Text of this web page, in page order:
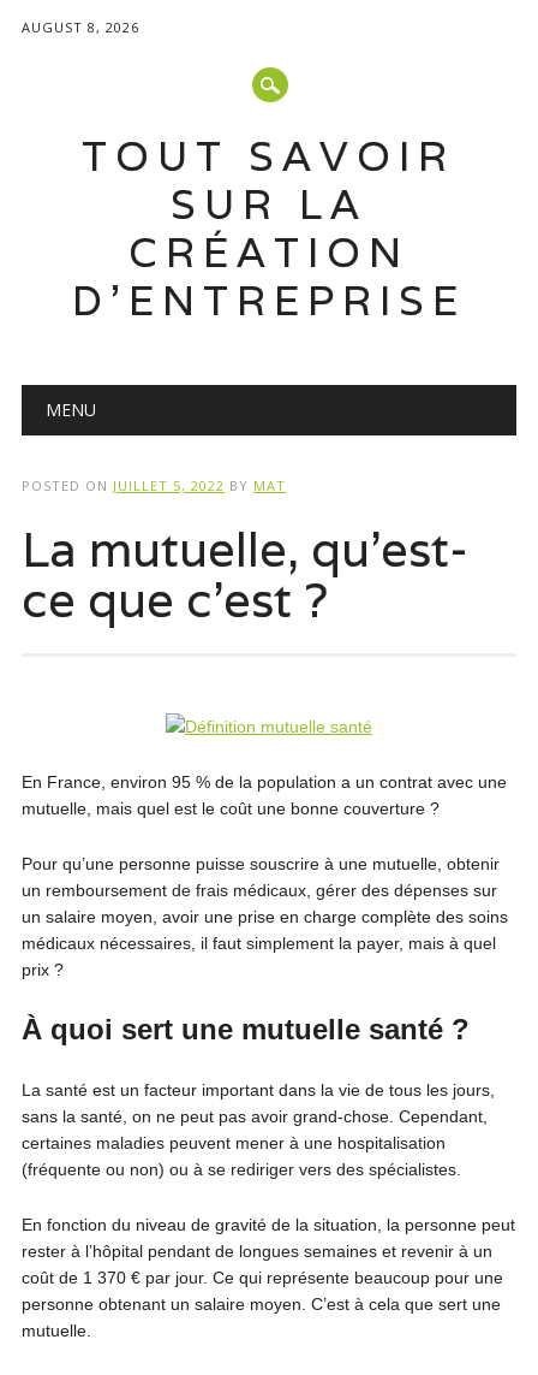
AUGUST 8, 2026
TOUT SAVOIR
SUR LA
CRÉATION
D'ENTREPRISE
Main menu
MENU
POSTED ON JUILLET 5, 2022 BY MAT
La mutuelle, qu’est-
ce que c’est ?
En France, environ 95 % de la population a un contrat avec une
mutuelle, mais quel est le coût une bonne couverture ?
Pour qu’une personne puisse souscrire à une mutuelle, obtenir
un remboursement de frais médicaux, gérer des dépenses sur
un salaire moyen, avoir une prise en charge complète des soins
médicaux nécessaires, il faut simplement la payer, mais à quel
prix ?
À quoi sert une mutuelle santé ?
La santé est un facteur important dans la vie de tous les jours,
sans la santé, on ne peut pas avoir grand-chose. Cependant,
certaines maladies peuvent mener à une hospitalisation
(fréquente ou non) ou à se rediriger vers des spécialistes.
En fonction du niveau de gravité de la situation, la personne peut
rester à l’hôpital pendant de longues semaines et revenir à un
coût de 1 370 € par jour. Ce qui représente beaucoup pour une
personne obtenant un salaire moyen. C’est à cela que sert une
mutuelle.